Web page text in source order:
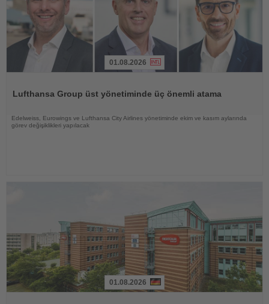
01.08.2026
Lufthansa Group üst yönetiminde üç önemli atama
Edelweiss, Eurowings ve Lufthansa City Airlines yönetiminde ekim ve kasım aylarında
görev değişiklikleri yapılacak
01.08.2026